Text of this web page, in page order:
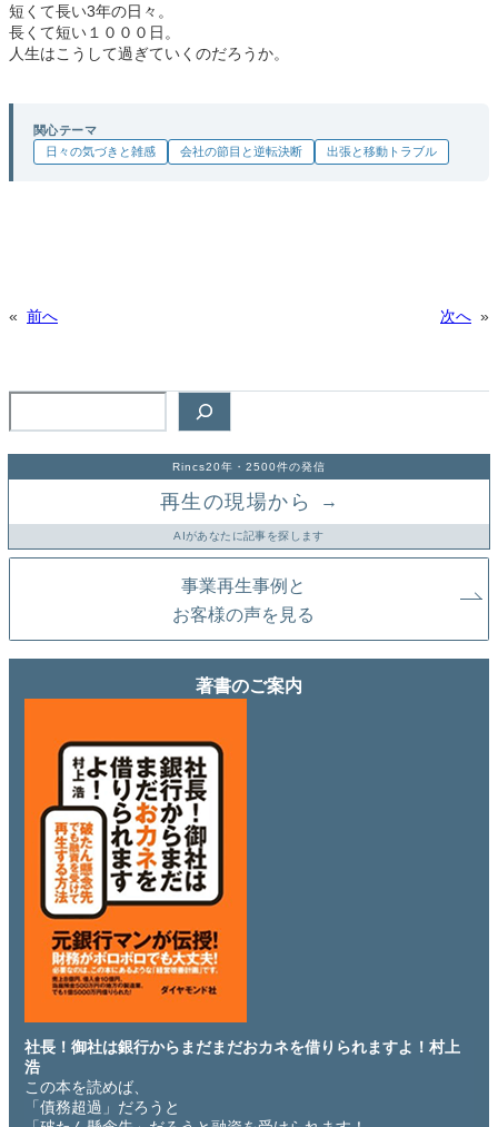
短くて長い3年の日々。
長くて短い１０００日。
人生はこうして過ぎていくのだろうか。
関心テーマ
日々の気づきと雑感
会社の節目と逆転決断 出張と移動トラブル
« 前へ 次へ »
Rincs20年・2500件の発信
再生の現場から →
AIがあなたに記事を探します
事業再生事例と
お客様の声を見る
著書のご案内
社長！御社は銀行からまだまだおカネを借りられますよ！村上
浩
この本を読めば、
「債務超過」だろうと